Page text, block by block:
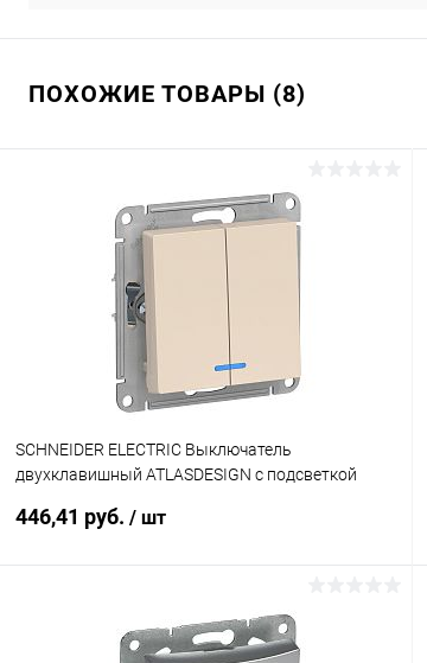
ПОХОЖИЕ ТОВАРЫ (8)
SCHNEIDER ELECTRIC Выключатель
двухклавишный ATLASDESIGN с подсветкой
446,41 руб. / шт
В корзину